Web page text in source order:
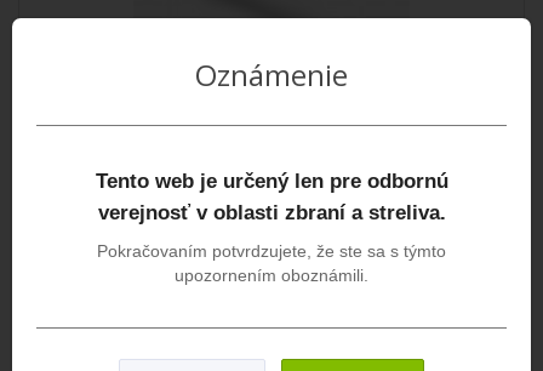
UNEF
HexaLugKompatibilná pre všetky tlmiče s HexaLug rých..
Oznámenie
Tento web je určený len pre odbornú
verejnosť v oblasti zbraní a streliva.
Pokračovaním potvrdzujete, že ste sa s týmto
upozornením oboznámili.